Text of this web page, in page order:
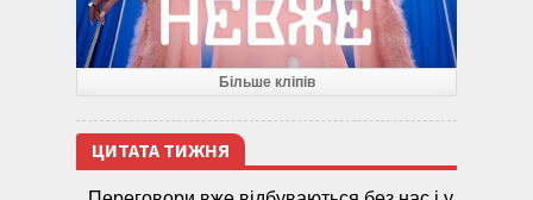
Більше кліпів
ЦИТАТА ТИЖНЯ